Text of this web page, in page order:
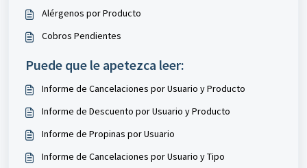
Alérgenos por Producto
Cobros Pendientes
Puede que le apetezca leer:
Informe de Cancelaciones por Usuario y Producto
Informe de Descuento por Usuario y Producto
Informe de Propinas por Usuario
Informe de Cancelaciones por Usuario y Tipo